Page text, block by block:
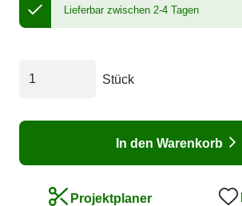
Lieferbar zwischen 2-4 Tagen
Stück
In den Warenkorb
Projektplaner